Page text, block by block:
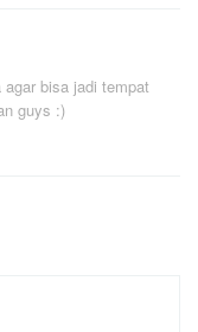
bisa jadi tempat
guys :)